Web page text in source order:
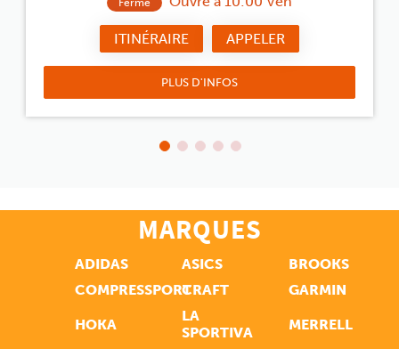
Fermé
ITINÉRAIRE APPELER
PLUS D'INFOS
MARQUES
ADIDAS ASICS
BROOKS
COMPRESSPORTCRAFT GARMIN
HOKA
LA
SPORTIVA
MERRELL